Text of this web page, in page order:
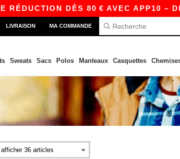
DÈS 80 € AVEC APP10 – DES
LIVRAISON MA COMMANDE
Sweats Sacs Polos Manteaux Casquettes